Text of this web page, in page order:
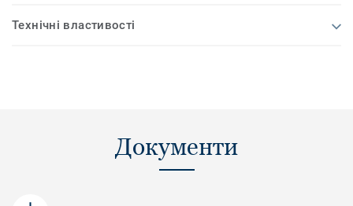
Технічні властивості
Документи